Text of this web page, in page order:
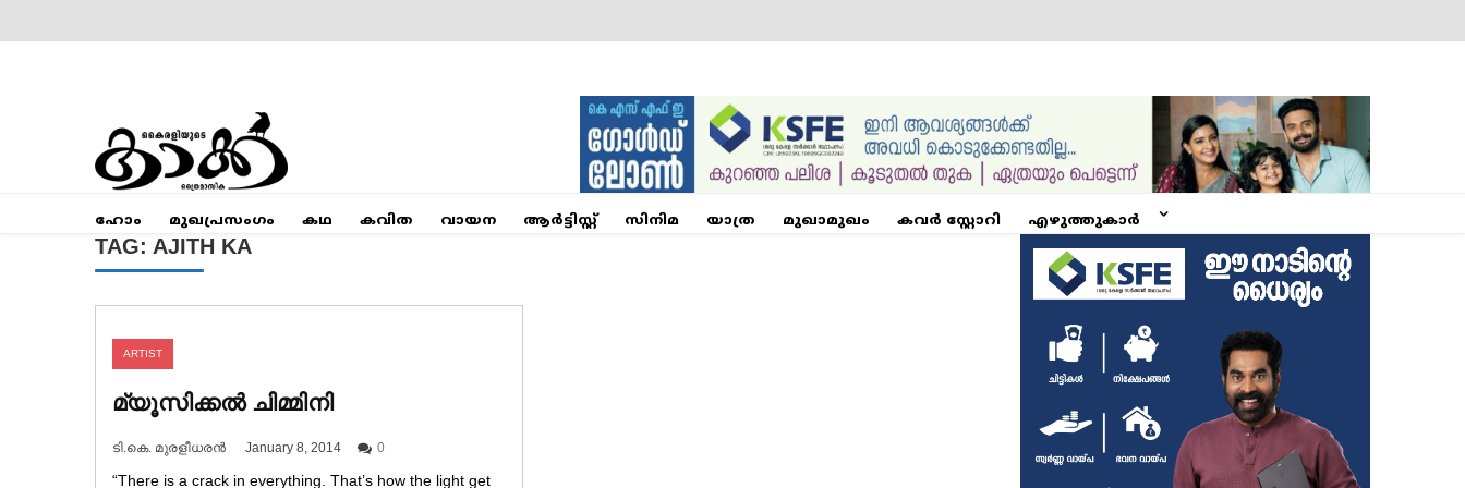
Mumbai Kaakka
ഹോം മുഖപ്രസംഗം കഥ കവിത വായന ആര്‍ട്ടിസ്റ്റ് സിനിമ യാത്ര മുഖാമുഖം കവർ സ്റ്റോറി എഴുത്തുകാർ
TAG: AJITH KA
ARTIST
മ്യൂസിക്കൽ ചിമ്മിനി
ടി.കെ. മുരളീധരൻ January 8, 2014 0
“There is a crack in everything. That’s how the light get